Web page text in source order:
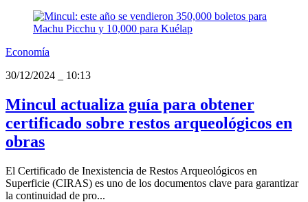
Economía
30/12/2024
10:13
Mincul actualiza guía para obtener
certificado sobre restos arqueológicos en
obras
El Certificado de Inexistencia de Restos Arqueológicos en
Superficie (CIRAS) es uno de los documentos clave para garantizar
la continuidad de pro...